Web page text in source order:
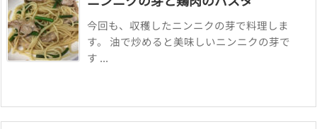
今回も、収穫したニンニクの芽で料理しま
す。 油で炒めると美味しいニンニクの芽で
す ...